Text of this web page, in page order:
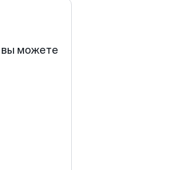
вы можете